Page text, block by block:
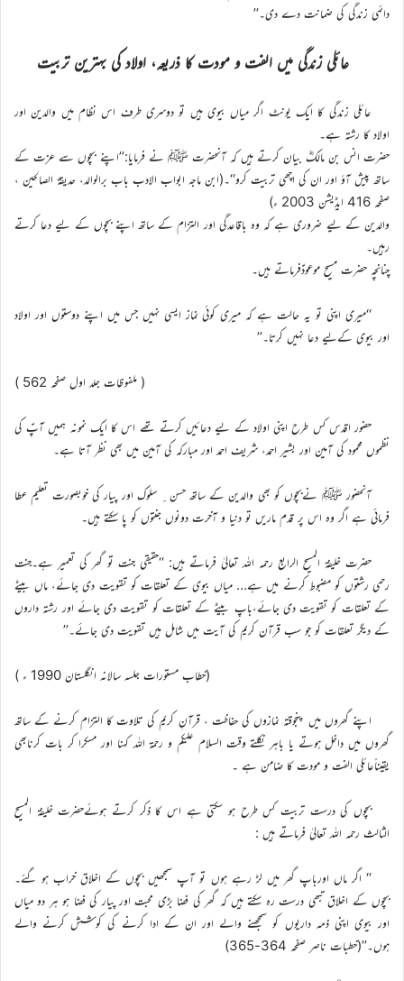
دائمی زندگی کی ضمانت دے دی۔’’
عائلی زندگی میں الفت و مودت کا ذریعہ، اولاد کی بہترین تربیت
عائلی زندگی کا ایک یونٹ اگر میاں بیوی ہیں تو دوسری طرف اس نظام میں والدین اور
اولاد کا رشتہ ہے۔
حضرت انس بن مالکؓ بیان کرتے ہیں کہ آنحضرت ﷺ نے فرمایا:’’اپنے بچوں سے عزت کے
ساتھ پیش آؤ اور ان کی اچھی تربیت کرو‘‘۔(ابن ماجہ ابواب الادب باب برالوالد، حدیقۃ الصالحین ،
صفحہ 416 ایڈیشن 2003 ء)
والدین کے لیے ضروری ہے کہ وہ باقاعدگی اور التزام کے ساتھ اپنے بچوں کے لیے دعا کرتے
رہیں۔
چنانچہ حضرت مسیح موعودؑفرماتے ہیں۔
‘‘میری اپنی تو یہ حالت ہے کہ میری کوئی نماز ایسی نہیں جس میں اپنے دوستوں اور اولاد
اور بیوی کےلیے دعا نہیں کرتا۔’’
( ملفوظات جلد اول صفحہ 562 )
حضور اقدس کس طرح اپنی اولاد کے لیے دعائیں کرتے تھے اس کا ایک نمونہ ہمیں آپؑ کی
نظموں محمود کی آمین اور بشیر احمد، شریف احمد اور مبارکہ کی آمین میں بھی نظر آتا ہے۔
آنحضور ﷺ نےبچوں کو بھی والدین کے ساتھ حسن ِ سلوک اور پیار کی خوبصورت تعلیم عطا
فرمائی ہے اگر وہ اس پر قدم ماریں تو دنیا و آخرت دونوں جنتوں کو پا سکتے ہیں۔
حضرت خلیفۃ المسیح الرابع رحمہ اللہ تعالیٰ فرماتے ہیں: ‘‘حقیقی جنت تو گھر کی تعمیر ہے۔جنت
رحمی رشتوں کو مضبوط کرنے میں ہے… میاں بیوی کے تعلقات کو تقویت دی جائے، ماں بیٹے
کے تعلقات کو تقویت دی جائے،باپ بیٹے کے تعلقات کو تقویت دی جائے اور رشتہ داروں
کے دیگر تعلقات کو جو سب قرآن کریم کی آیت میں شامل ہیں تقویت دی جائے۔’’
(خطاب مستورات جلسہ سالانہ انگلستان 1990 ء )
اپنے گھروں میں پنجوقتہ نمازوں کی حفاظت ، قرآنِ کریم کی تلاوت کا التزام کرنے کے ساتھ
گھروں میں داخل ہوتے یا باہر نکلتے وقت السلام علیکم و رحمۃ اللہ کہنا اور مسکرا کر بات کرنابھی
یقیناًعائلی الفت و مودت کا ضامن ہے ۔
بچوں کی درست تربیت کس طرح ہو سکتی ہے اس کا ذکر کرتے ہوئےحضرت خلیفۃ المسیح
الثالث رحمہ اللہ تعالیٰ فرماتے ہیں :
‘‘ اگر ماں اورباپ گھر میں لڑ رہے ہوں تو آپ سمجھیں بچوں کے اخلاق خراب ہو گئے۔
بچوں کے اخلاق تبھی درست رہ سکتے ہیں کہ گھر کی فضا بڑی محبت اور پیار کی فضا ہو ہر دو میاں
اور بیوی اپنی ذمہ داریوں کو سمجھنے والے اور ان کے ادا کرنے کی کوشش کرنے والے
ہوں۔’’(خطبات ناصر صفحہ 364-365)